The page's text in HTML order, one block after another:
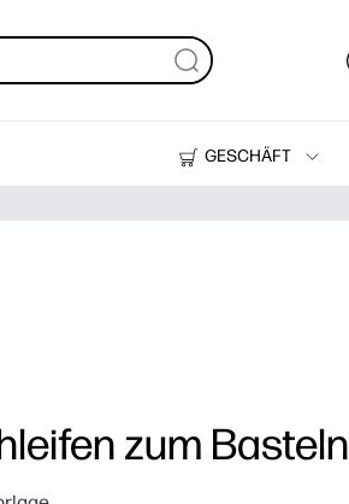
GESCHÄFT
Drucker
zum Basteln